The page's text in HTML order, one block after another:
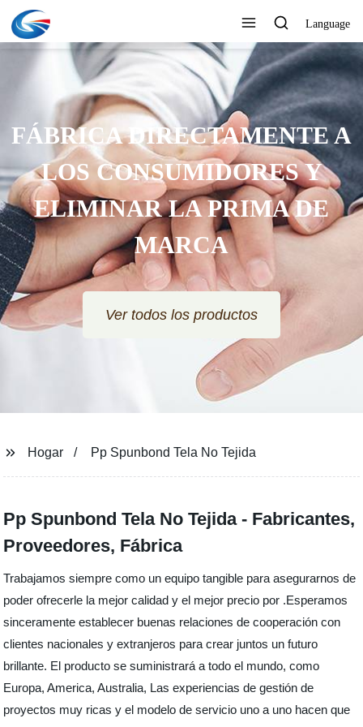
Language
FÁBRICA DIRECTAMENTE A
LOS CONSUMIDORES Y
ELIMINAR LA PRIMA DE
MARCA
Ver todos los productos
Hogar Pp Spunbond Tela No Tejida
Pp Spunbond Tela No Tejida - Fabricantes,
Proveedores, Fábrica
Trabajamos siempre como un equipo tangible para asegurarnos de
poder ofrecerle la mejor calidad y el mejor precio por .Esperamos
sinceramente establecer buenas relaciones de cooperación con
clientes nacionales y extranjeros para crear juntos un futuro
brillante. El producto se suministrará a todo el mundo, como
Europa, America, Australia, Las experiencias de gestión de
proyectos muy ricas y el modelo de servicio uno a uno hacen que